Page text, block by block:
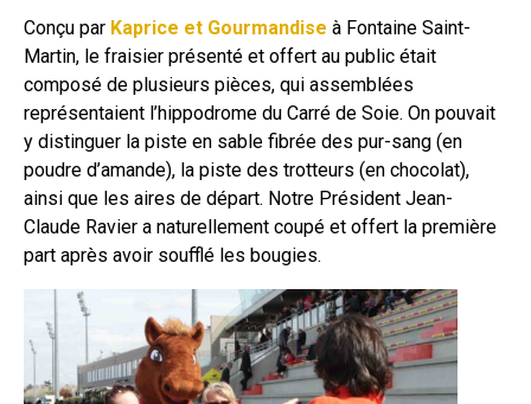
Conçu par Kaprice et Gourmandise à Fontaine Saint-
Martin, le fraisier présenté et offert au public était
composé de plusieurs pièces, qui assemblées
représentaient l’hippodrome du Carré de Soie. On pouvait
y distinguer la piste en sable fibrée des pur-sang (en
poudre d’amande), la piste des trotteurs (en chocolat),
ainsi que les aires de départ. Notre Président Jean-
Claude Ravier a naturellement coupé et offert la première
part après avoir soufflé les bougies.